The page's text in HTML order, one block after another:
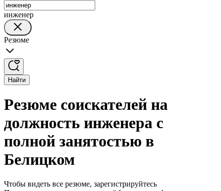
инженер
Резюме
Найти
Резюме соискателей на
должность инженера с
полной занятостью в
Белицком
Чтобы видеть все резюме, зарегистрируйтесь